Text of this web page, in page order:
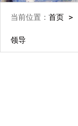
当前位置： 首页
领导